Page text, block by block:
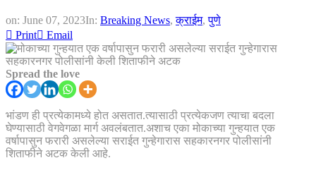
on: June 07, 2023In: Breaking News,क्राईम,पुणे
Print
Email
Spread the love
भांडण ही प्रत्येकामध्ये होत असतात.त्यासाठी प्रत्येकजण त्याचा बदला
घेण्यासाठी वेगवेगळा मार्ग अवलंबतात.अशाच एका मोकाच्या गुन्हयात एक
वर्षापासुन फरारी असलेल्या सराईत गुन्हेगारास सहकारनगर पोलीसांनी
शिताफीने अटक केली आहे.